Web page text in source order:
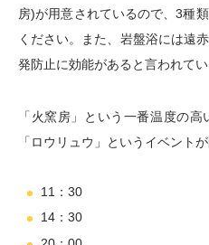
房)が用意されているので、3種
ください。また、岩盤浴には遠
発防止に効能があると言われてい
「火窯房」という一番温度の
「ロウリュウ」というイベント
11：30
14：30